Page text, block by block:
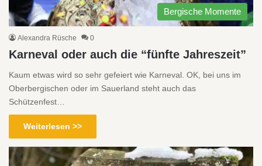
Bergische Momente
Alexandra Rüsche 0
Karneval oder auch die “fünfte Jahreszeit”
Kaum etwas wird so sehr gefeiert wie Karneval. OK, bei uns im
Oberbergischen oder im Sauerland steht auch das
Schützenfest…
Weiterlesen >>